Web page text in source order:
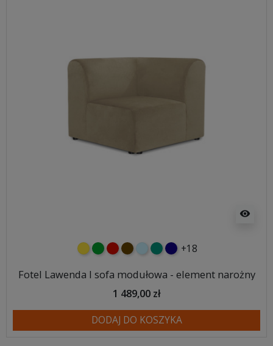
visibility
żółtyzielonyczerwony
czekoladowy
błękitnyturkusowy
granatowy
+18
Fotel Lawenda I sofa modułowa - element narożny
1 489,00 zł
DODAJ DO KOSZYKA